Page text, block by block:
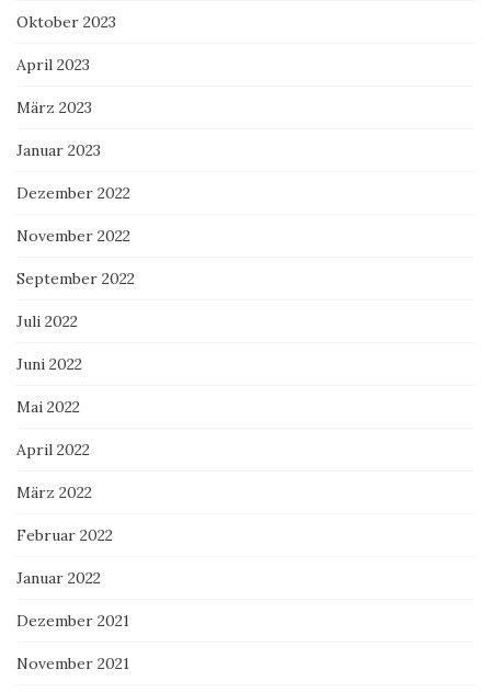
Oktober 2023
April 2023
März 2023
Januar 2023
Dezember 2022
November 2022
September 2022
Juli 2022
Juni 2022
Mai 2022
April 2022
März 2022
Februar 2022
Januar 2022
Dezember 2021
November 2021